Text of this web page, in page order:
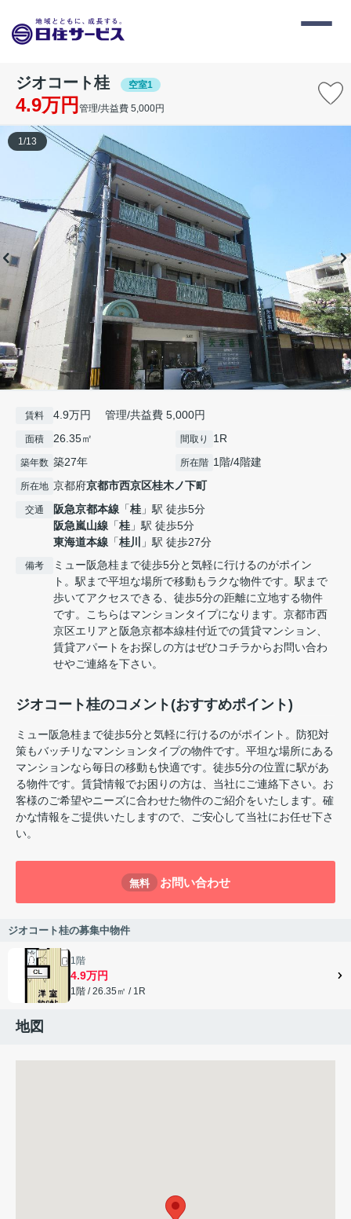
ジオコート桂 空室1
4.9万円 管理/共益費 5,000円
1/13
賃料 4.9万円 管理/共益費 5,000円
面積 26.35㎡ 間取り 1R
築年数 築27年 所在階 1階/4階建
所在地 京都府京都市西京区桂木ノ下町
交通 阪急京都本線 「桂 」駅 徒歩5分
阪急嵐山線 「桂 」駅 徒歩5分
東海道本線 「桂川 」駅 徒歩27分
備考
ミュー阪急桂まで徒歩5分と気軽に行けるのがポイン
ト。駅まで平坦な場所で移動もラクな物件です。駅まで
歩いてアクセスできる、徒歩5分の距離に立地する物件
です。こちらはマンションタイプになります。京都市西
京区エリアと阪急京都本線桂付近での賃貸マンション、
賃貸アパートをお探しの方はぜひコチラからお問い合わ
せやご連絡を下さい。
ジオコート桂のコメント(おすすめポイント)
ミュー阪急桂まで徒歩5分と気軽に行けるのがポイント。防犯対
策もバッチリなマンションタイプの物件です。平坦な場所にある
マンションなら毎日の移動も快適です。徒歩5分の位置に駅があ
る物件です。賃貸情報でお困りの方は、当社にご連絡下さい。お
客様のご希望やニーズに合わせた物件のご紹介をいたします。確
かな情報をご提供いたしますので、ご安心して当社にお任せ下さ
い。
無料 お問い合わせ
ジオコート桂の募集中物件
1階
4.9万円
1階 / 26.35㎡ / 1R
地図